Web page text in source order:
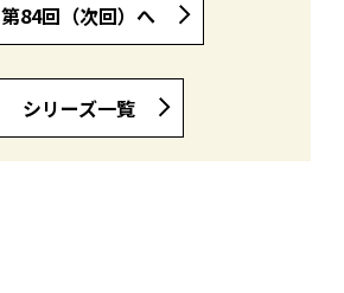
第84回（次回）へ
シリーズ一覧